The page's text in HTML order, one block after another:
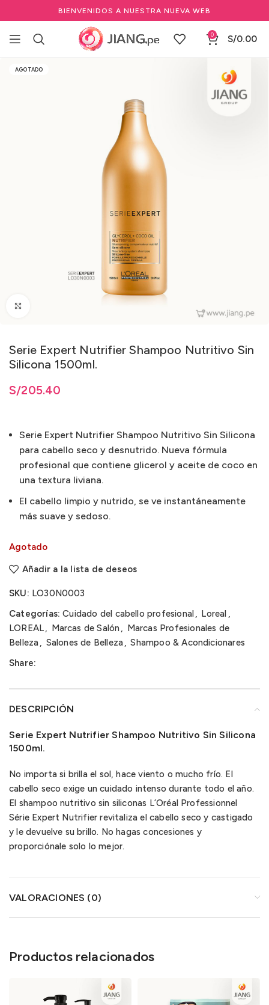
BIENVENIDOS A NUESTRA NUEVA WEB
0 S/0.00
Inicio Salones de Belleza
Cuidado del cabello profesional
AGOTADO
Serie Expert Nutrifier Shampoo Nutritivo Sin
Silicona 1500ml.
S/205.40
Serie Expert Nutrifier Shampoo Nutritivo Sin Silicona
para cabello seco y desnutrido. Nueva fórmula
profesional que contiene glicerol y aceite de coco en
una textura liviana.
El cabello limpio y nutrido, se ve instantáneamente
más suave y sedoso.
Agotado
Añadir a la lista de deseos
SKU: LO30N0003
Categorías: Cuidado del cabello profesional, Loreal ,
LOREAL, Marcas de Salón, Marcas Profesionales de
Belleza, Salones de Belleza, Shampoo & Acondicionares
Share:
DESCRIPCIÓN
Serie Expert Nutrifier Shampoo Nutritivo Sin Silicona
1500ml.
No importa si brilla el sol, hace viento o mucho frío. El
cabello seco exige un cuidado intenso durante todo el año.
El shampoo nutritivo sin siliconas L’Oréal Professionnel
Série Expert Nutrifier revitaliza el cabello seco y castigado
y le devuelve su brillo. No hagas concesiones y
proporciónale solo lo mejor.
VALORACIONES (0)
Productos relacionados